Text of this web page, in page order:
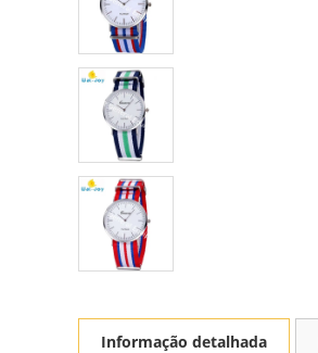
Informação detalhada